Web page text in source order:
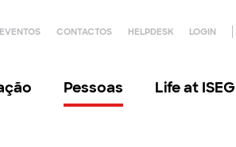
EVENTOS CONTACTOS HELPDESK LOGIN
Pessoas Life at ISEG